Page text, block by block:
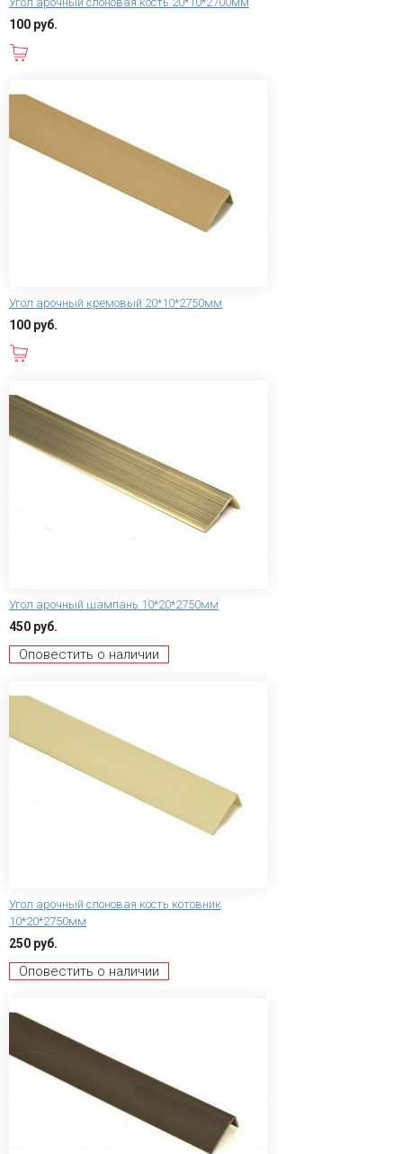
100 руб.
Угол арочный кремовый 20*10*2750мм
100 руб.
Угол арочный шампань 10*20*2750мм
450 руб.
Оповестить о наличии
Угол арочный слоновая кость котовник
10*20*2750мм
250 руб.
Оповестить о наличии